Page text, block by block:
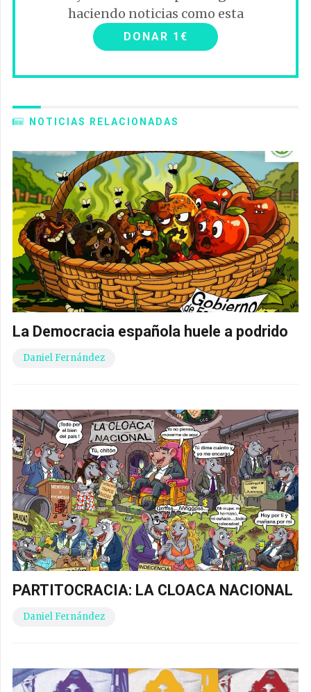
haciendo noticias como esta
DONAR 1€
NOTICIAS RELACIONADAS
La Democracia española huele a podrido
Daniel Fernández
PARTITOCRACIA: LA CLOACA NACIONAL
Daniel Fernández